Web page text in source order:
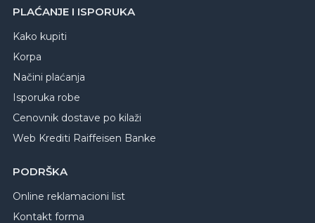
PLAĆANJE I ISPORUKA
Kako kupiti
Korpa
Načini plaćanja
Isporuka robe
Cenovnik dostave po kilaži
Web Krediti Raiffeisen Banke
PODRŠKA
Online reklamacioni list
Kontakt forma